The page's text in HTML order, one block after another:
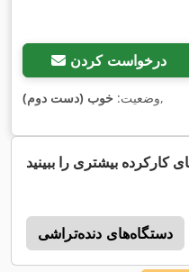
درخواست کردن
وضعیت: خوب (دست دوم) ,
کارکرده بیشتری را ببینید
دستگاه‌های دنده‌تراشی